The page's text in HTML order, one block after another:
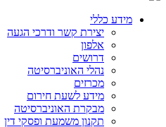
מידע כללי
יצירת קשר ודרכי הגעה
אלפון
דרושים
נהלי האוניברסיטה
מכרזים
מידע לשעת חירום
מבקרת האוניברסיטה
תקנון משמעת ופסקי דין